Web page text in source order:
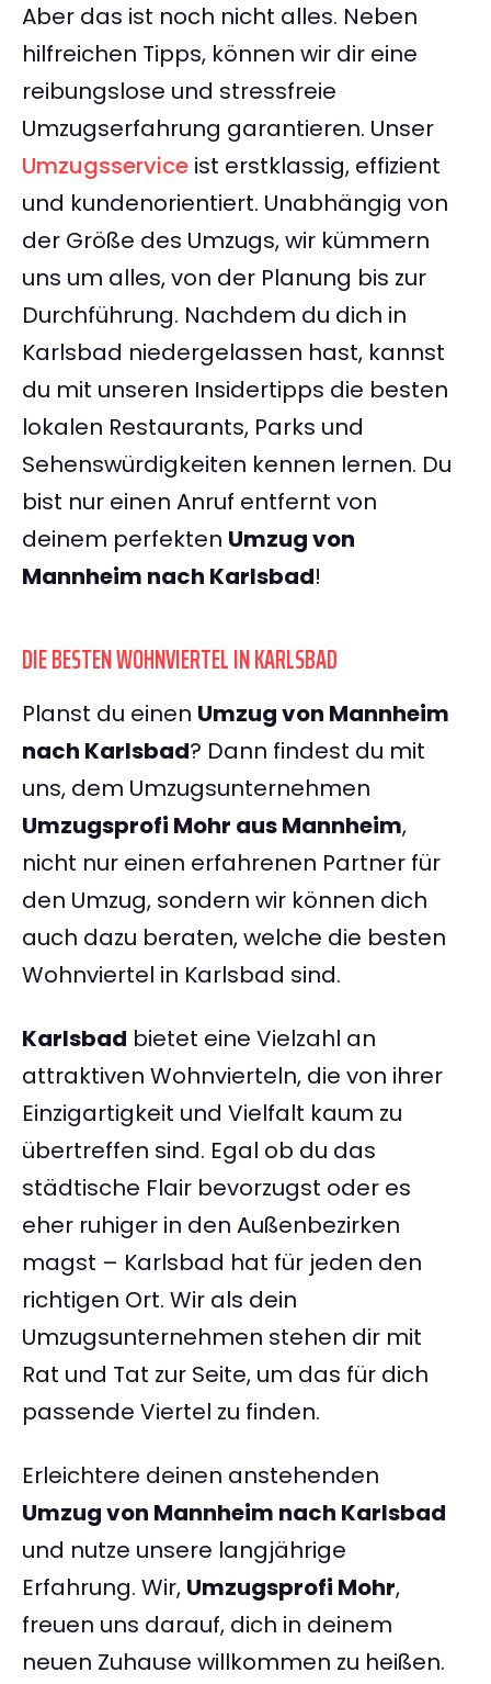
Aber das ist noch nicht alles. Neben
hilfreichen Tipps, können wir dir eine
reibungslose und stressfreie
Umzugserfahrung garantieren. Unser
Umzugsservice ist erstklassig, effizient
und kundenorientiert. Unabhängig von
der Größe des Umzugs, wir kümmern
uns um alles, von der Planung bis zur
Durchführung. Nachdem du dich in
Karlsbad niedergelassen hast, kannst
du mit unseren Insidertipps die besten
lokalen Restaurants, Parks und
Sehenswürdigkeiten kennen lernen. Du
bist nur einen Anruf entfernt von
deinem perfekten Umzug von
Mannheim nach Karlsbad!
DIE BESTEN WOHNVIERTEL IN KARLSBAD
Planst du einen Umzug von Mannheim
nach Karlsbad? Dann findest du mit
uns, dem Umzugsunternehmen
Umzugsprofi Mohr aus Mannheim,
nicht nur einen erfahrenen Partner für
den Umzug, sondern wir können dich
auch dazu beraten, welche die besten
Wohnviertel in Karlsbad sind.
Karlsbad bietet eine Vielzahl an
attraktiven Wohnvierteln, die von ihrer
Einzigartigkeit und Vielfalt kaum zu
übertreffen sind. Egal ob du das
städtische Flair bevorzugst oder es
eher ruhiger in den Außenbezirken
magst – Karlsbad hat für jeden den
richtigen Ort. Wir als dein
Umzugsunternehmen stehen dir mit
Rat und Tat zur Seite, um das für dich
passende Viertel zu finden.
Erleichtere deinen anstehenden
Umzug von Mannheim nach Karlsbad
und nutze unsere langjährige
Erfahrung. Wir, Umzugsprofi Mohr,
freuen uns darauf, dich in deinem
neuen Zuhause willkommen zu heißen.